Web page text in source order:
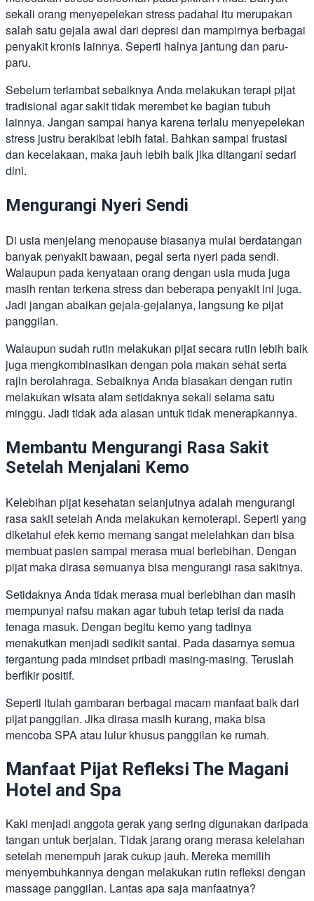
sekali orang menyepelekan stress padahal itu merupakan
salah satu gejala awal dari depresi dan mampirnya berbagai
penyakit kronis lainnya. Seperti halnya jantung dan paru-
paru.
Sebelum terlambat sebaiknya Anda melakukan terapi pijat
tradisional agar sakit tidak merembet ke bagian tubuh
lainnya. Jangan sampai hanya karena terlalu menyepelekan
stress justru berakibat lebih fatal. Bahkan sampai frustasi
dan kecelakaan, maka jauh lebih baik jika ditangani sedari
dini.
Mengurangi Nyeri Sendi
Di usia menjelang menopause biasanya mulai berdatangan
banyak penyakit bawaan, pegal serta nyeri pada sendi.
Walaupun pada kenyataan orang dengan usia muda juga
masih rentan terkena stress dan beberapa penyakit ini juga.
Jadi jangan abaikan gejala-gejalanya, langsung ke pijat
panggilan.
Walaupun sudah rutin melakukan pijat secara rutin lebih baik
juga mengkombinasikan dengan pola makan sehat serta
rajin berolahraga. Sebaiknya Anda biasakan dengan rutin
melakukan wisata alam setidaknya sekali selama satu
minggu. Jadi tidak ada alasan untuk tidak menerapkannya.
Membantu Mengurangi Rasa Sakit
Setelah Menjalani Kemo
Kelebihan pijat kesehatan selanjutnya adalah mengurangi
rasa sakit setelah Anda melakukan kemoterapi. Seperti yang
diketahui efek kemo memang sangat melelahkan dan bisa
membuat pasien sampai merasa mual berlebihan. Dengan
pijat maka dirasa semuanya bisa mengurangi rasa sakitnya.
Setidaknya Anda tidak merasa mual berlebihan dan masih
mempunyai nafsu makan agar tubuh tetap terisi da nada
tenaga masuk. Dengan begitu kemo yang tadinya
menakutkan menjadi sedikit santai. Pada dasarnya semua
tergantung pada mindset pribadi masing-masing. Teruslah
berfikir positif.
Seperti itulah gambaran berbagai macam manfaat baik dari
pijat panggilan. Jika dirasa masih kurang, maka bisa
mencoba SPA atau lulur khusus panggilan ke rumah.
Manfaat Pijat Refleksi The Magani
Hotel and Spa
Kaki menjadi anggota gerak yang sering digunakan daripada
tangan untuk berjalan. Tidak jarang orang merasa kelelahan
setelah menempuh jarak cukup jauh. Mereka memilih
menyembuhkannya dengan melakukan rutin refleksi dengan
massage panggilan. Lantas apa saja manfaatnya?